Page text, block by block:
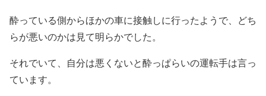
酔っている側からほかの車に接触しに行ったようで、どち
らが悪いのかは見て明らかでした。
それでいて、自分は悪くないと酔っぱらいの運転手は言っ
ています。